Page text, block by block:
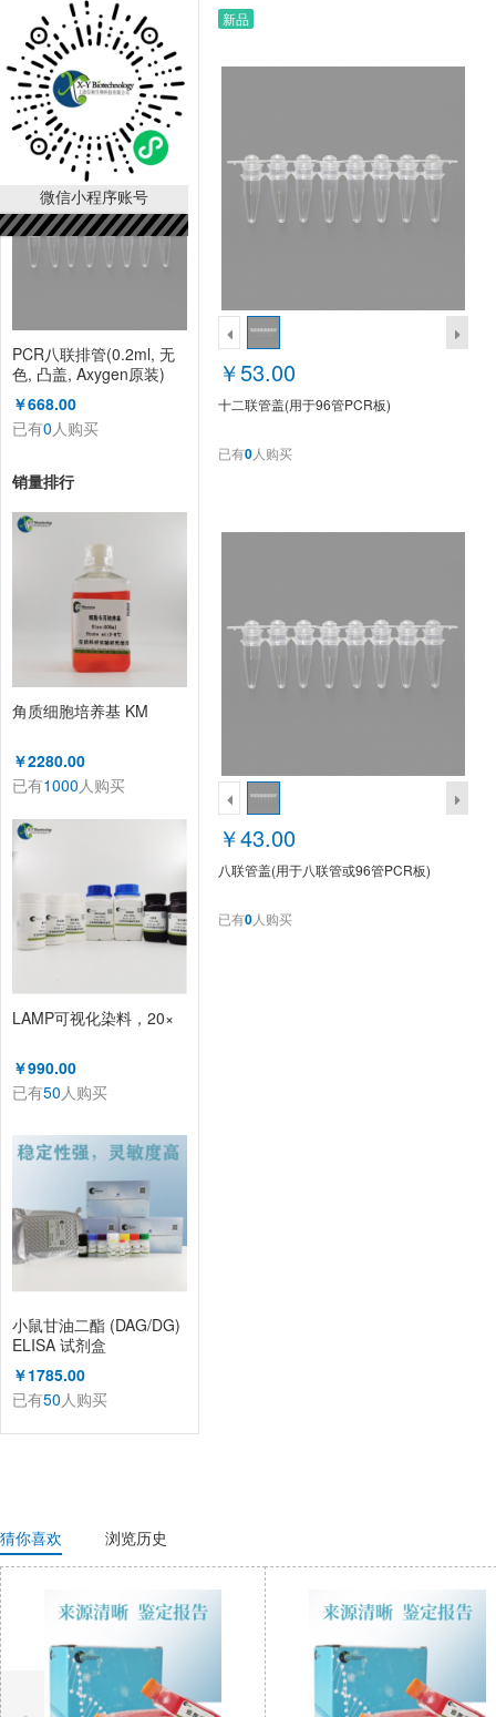
微信小程序账号
荧光定量PCR用384孔板
(ABI分装)
￥783.00
已有 0人购买
PCR八联排管(0.2ml, 无
色, 凸盖, Axygen原装)
￥668.00
已有0人购买
销量排行
角质细胞培养基 KM
￥2280.00
已有1000人购买
LAMP可视化染料，20×
￥990.00
已有50人购买
小鼠甘油二酯 (DAG/DG)
ELISA 试剂盒
￥1785.00
已有50人购买
新品
￥53.00
十二联管盖(用于96管PCR板)
已有0人购买
￥43.00
八联管盖(用于八联管或96管PCR板)
已有0人购买
猜你喜欢 浏览历史